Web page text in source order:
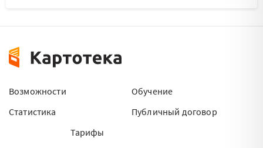
Возможности
Статистика
Тарифы
Обучение
Публичный договор